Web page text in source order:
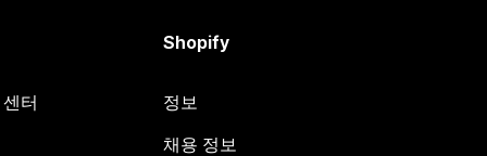
터
Shopify
정보
채용 정보